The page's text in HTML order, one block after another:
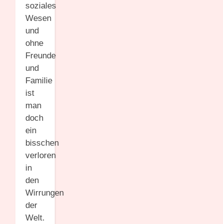
soziales
Wesen
und
ohne
Freunde
und
Familie
ist
man
doch
ein
bisschen
verloren
in
den
Wirrungen
der
Welt.